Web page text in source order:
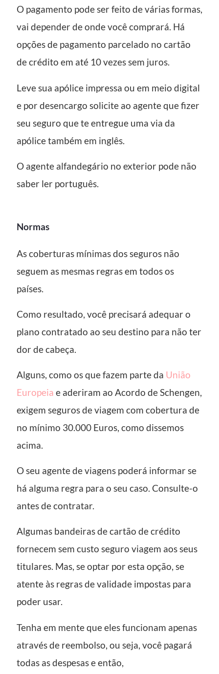
O pagamento pode ser feito de várias formas,
vai depender de onde você comprará. Há
opções de pagamento parcelado no cartão
de crédito em até 10 vezes sem juros.
Leve sua apólice impressa ou em meio digital
e por desencargo solicite ao agente que fizer
seu seguro que te entregue uma via da
apólice também em inglês.
O agente alfandegário no exterior pode não
saber ler português.
Normas
As coberturas mínimas dos seguros não
seguem as mesmas regras em todos os
países.
Como resultado, você precisará adequar o
plano contratado ao seu destino para não ter
dor de cabeça.
Alguns, como os que fazem parte da União
Europeia e aderiram ao Acordo de Schengen,
exigem seguros de viagem com cobertura de
no mínimo 30.000 Euros, como dissemos
acima.
O seu agente de viagens poderá informar se
há alguma regra para o seu caso. Consulte-o
antes de contratar.
Algumas bandeiras de cartão de crédito
fornecem sem custo seguro viagem aos seus
titulares. Mas, se optar por esta opção, se
atente às regras de validade impostas para
poder usar.
Tenha em mente que eles funcionam apenas
através de reembolso, ou seja, você pagará
todas as despesas e então,